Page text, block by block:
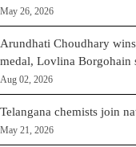
May 26, 2026
Arundhati Choudhary
medal, Lovlina Borgohain
Aug 02, 2026
Telangana chemists join
May 21, 2026